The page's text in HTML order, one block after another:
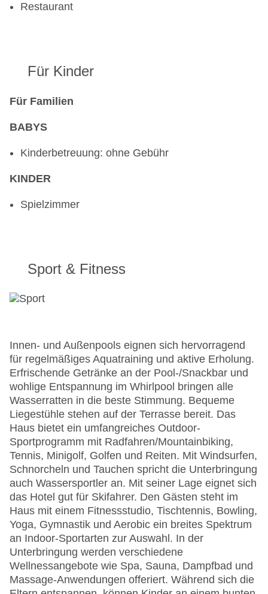
Restaurant
Für Kinder
Für Familien
BABYS
Kinderbetreuung: ohne Gebühr
KINDER
Spielzimmer
Sport & Fitness
Innen- und Außenpools eignen sich hervorragend
für regelmäßiges Aquatraining und aktive Erholung.
Erfrischende Getränke an der Pool-/Snackbar und
wohlige Entspannung im Whirlpool bringen alle
Wasserratten in die beste Stimmung. Bequeme
Liegestühle stehen auf der Terrasse bereit. Das
Haus bietet ein umfangreiches Outdoor-
Sportprogramm mit Radfahren/Mountainbiking,
Tennis, Minigolf, Golfen und Reiten. Mit Windsurfen,
Schnorcheln und Tauchen spricht die Unterbringung
auch Wassersportler an. Mit seiner Lage eignet sich
das Hotel gut für Skifahrer. Den Gästen steht im
Haus mit einem Fitnessstudio, Tischtennis, Bowling,
Yoga, Gymnastik und Aerobic ein breites Spektrum
an Indoor-Sportarten zur Auswahl. In der
Unterbringung werden verschiedene
Wellnessangebote wie Spa, Sauna, Dampfbad und
Massage-Anwendungen offeriert. Während sich die